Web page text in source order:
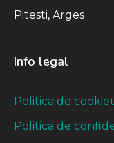
Pitesti, Arges
Info legal
Politica de
Politica de